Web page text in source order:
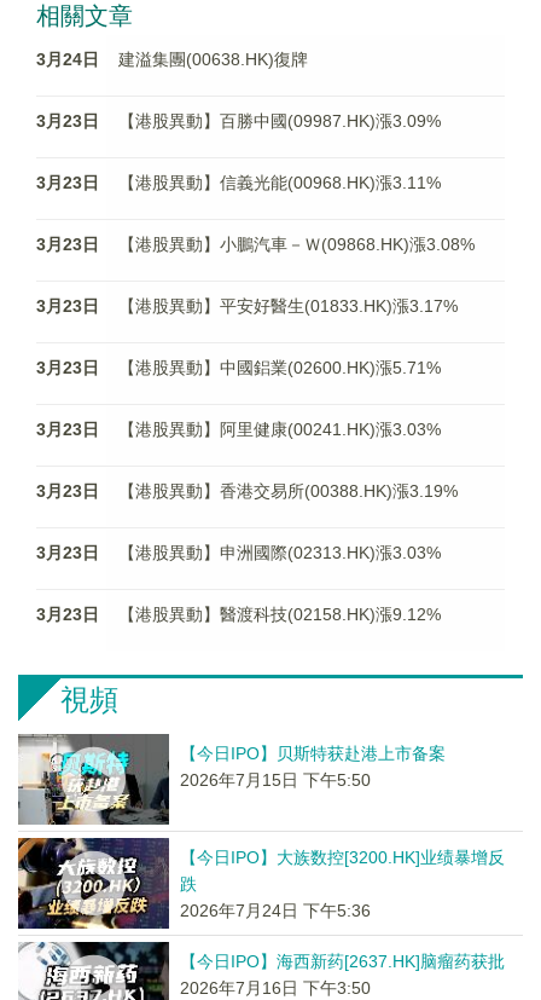
相關文章
3月24日 建溢集團(00638.HK)復牌
3月23日 【港股異動】百勝中國(09987.HK)漲3.09%
3月23日 【港股異動】信義光能(00968.HK)漲3.11%
3月23日 【港股異動】小鵬汽車－Ｗ(09868.HK)漲3.08%
3月23日 【港股異動】平安好醫生(01833.HK)漲3.17%
3月23日 【港股異動】中國鋁業(02600.HK)漲5.71%
3月23日 【港股異動】阿里健康(00241.HK)漲3.03%
3月23日 【港股異動】香港交易所(00388.HK)漲3.19%
3月23日 【港股異動】申洲國際(02313.HK)漲3.03%
3月23日 【港股異動】醫渡科技(02158.HK)漲9.12%
視頻
【今日IPO】贝斯特获赴港上市备案
2026年7月15日 下午5:50
【今日IPO】大族数控[3200.HK]业绩暴增反
跌
2026年7月24日 下午5:36
【今日IPO】海西新药[2637.HK]脑瘤药获批
2026年7月16日 下午3:50